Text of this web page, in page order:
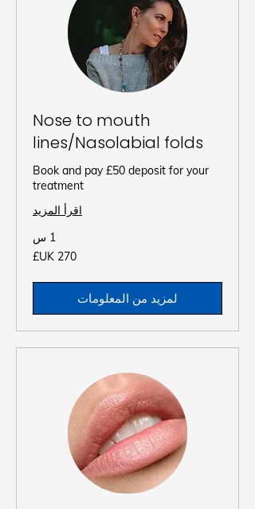
Nose to mouth
lines/Nasolabial folds
Book and pay £50 deposit for your
treatment
اقرأ المزيد
1 س
لمزيد من المعلومات